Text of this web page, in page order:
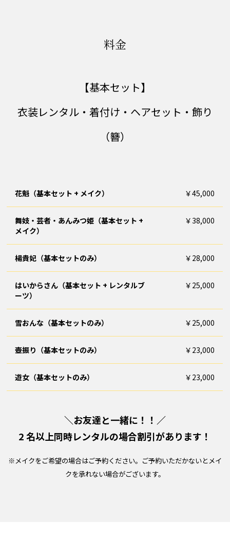
料金
【基本セット】
衣装レンタル・着付け・ヘアセット・飾り
（簪）
花魁（基本セット + メイク） ￥45,000
舞妓・芸者・あんみつ姫（基本セット +
メイク）
￥38,000
楊貴妃（基本セットのみ） ￥28,000
はいからさん（基本セット + レンタルブ
ーツ）
￥25,000
雪おんな（基本セットのみ） ￥25,000
壺振り（基本セットのみ） ￥23,000
遊女（基本セットのみ） ￥23,000
＼お友達と一緒に！！／
2 名以上同時レンタルの場合割引があります！
※メイクをご希望の場合はご予約ください。ご予約いただかないとメイ
クを承れない場合がございます。